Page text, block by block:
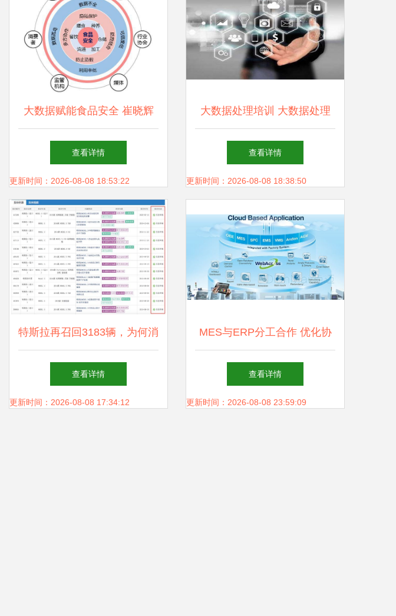
大数据赋能食品安全 崔晓辉
教授的存储支持服务解析
查看详情
更新时间：2026-08-08 18:53:22
大数据处理培训 大数据处理
流程什么样
查看详情
更新时间：2026-08-08 18:38:50
特斯拉再召回3183辆，为何消
费者依然心怀疑虑？
查看详情
更新时间：2026-08-08 17:34:12
MES与ERP分工合作 优化协
同实现精益高效
查看详情
更新时间：2026-08-08 23:59:09